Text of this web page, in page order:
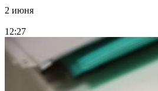
2 июня
12:27